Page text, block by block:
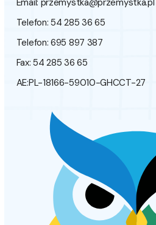
Telefon: 54 285 36 65
Telefon: 695 897 387
Fax: 54 285 36 65
AE:PL-18166-59010-GHCCT-27